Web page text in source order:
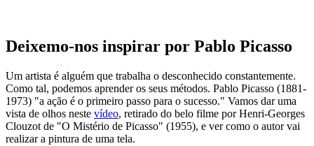
Deixemo-nos inspirar por Pablo Picasso
Um artista é alguém que trabalha o desconhecido constantemente.
Como tal, podemos aprender os seus métodos. Pablo Picasso (1881-
1973) "a ação é o primeiro passo para o sucesso." Vamos dar uma
vista de olhos neste vídeo, retirado do belo filme por Henri-Georges
Clouzot de "O Mistério de Picasso" (1955), e ver como o autor vai
realizar a pintura de uma tela.